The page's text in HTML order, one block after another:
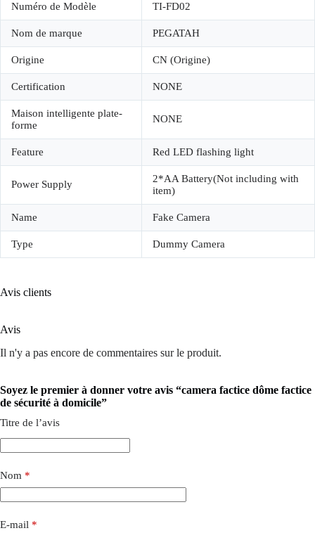
Numéro de Modèle TI-FD02
Nom de marque PEGATAH
Origine CN (Origine)
Certification NONE
Maison intelligente plate-
forme
NONE
Feature Red LED flashing light
Power Supply
2*AA Battery(Not including with
item)
Name Fake Camera
Type Dummy Camera
Avis clients
Avis
Il n'y a pas encore de commentaires sur le produit.
Soyez le premier à donner votre avis “camera factice dôme factice
de sécurité à domicile”
Titre de l’avis
Nom *
E-mail *